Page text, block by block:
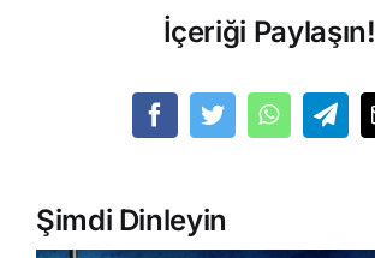
İçeriği Paylaşın!
Şimdi Dinleyin